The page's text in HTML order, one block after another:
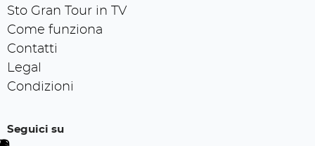
Sto Gran Tour in TV
Come funziona
Contatti
Legal
Condizioni
Seguici su